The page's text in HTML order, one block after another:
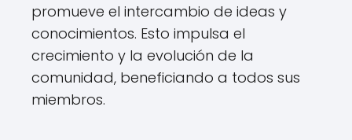
promueve el intercambio de ideas y
conocimientos. Esto impulsa el
crecimiento y la evolución de la
comunidad, beneficiando a todos sus
miembros.